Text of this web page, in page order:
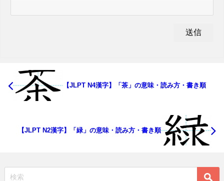
【JLPT N4漢字】「茶」の意味・読み方・書き順
【JLPT N2漢字】「緑」の意味・読み方・書き順